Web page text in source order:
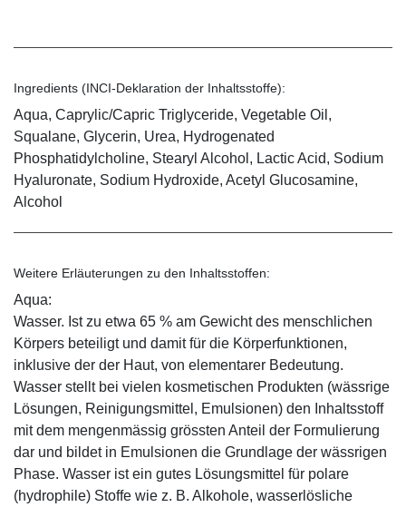
Ingredients (INCI-Deklaration der Inhaltsstoffe):
Aqua, Caprylic/Capric Triglyceride, Vegetable Oil,
Squalane, Glycerin, Urea, Hydrogenated
Phosphatidylcholine, Stearyl Alcohol, Lactic Acid, Sodium
Hyaluronate, Sodium Hydroxide, Acetyl Glucosamine,
Alcohol
Weitere Erläuterungen zu den Inhaltsstoffen:
Aqua:
Wasser. Ist zu etwa 65 % am Gewicht des menschlichen
Körpers beteiligt und damit für die Körperfunktionen,
inklusive der der Haut, von elementarer Bedeutung.
Wasser stellt bei vielen kosmetischen Produkten (wässrige
Lösungen, Reinigungsmittel, Emulsionen) den Inhaltsstoff
mit dem mengenmässig grössten Anteil der Formulierung
dar und bildet in Emulsionen die Grundlage der wässrigen
Phase. Wasser ist ein gutes Lösungsmittel für polare
(hydrophile) Stoffe wie z. B. Alkohole, wasserlösliche